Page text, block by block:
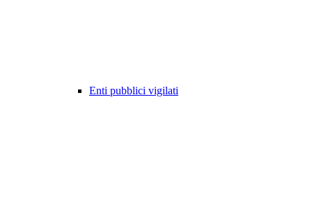
Enti pubblici vigilati